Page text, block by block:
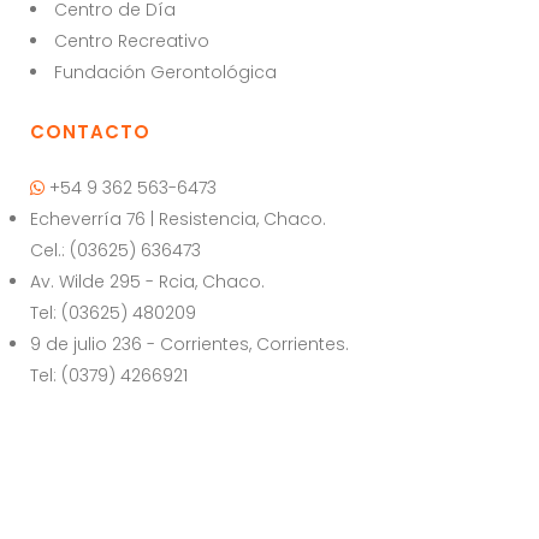
p
p
o
o
Centro de Día
Centro Recreativo
Fundación Gerontológica
CONTACTO
+54 9 362 563-6473
Echeverría 76 | Resistencia, Chaco.
Cel.: (03625) 636473
Av. Wilde 295 - Rcia, Chaco.
Tel: (03625) 480209
9 de julio 236 - Corrientes, Corrientes.
Tel: (0379) 4266921